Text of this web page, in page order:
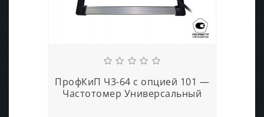
ПрофКиП Ч3-64 с опцией 101 —
Частотомер Универсальный